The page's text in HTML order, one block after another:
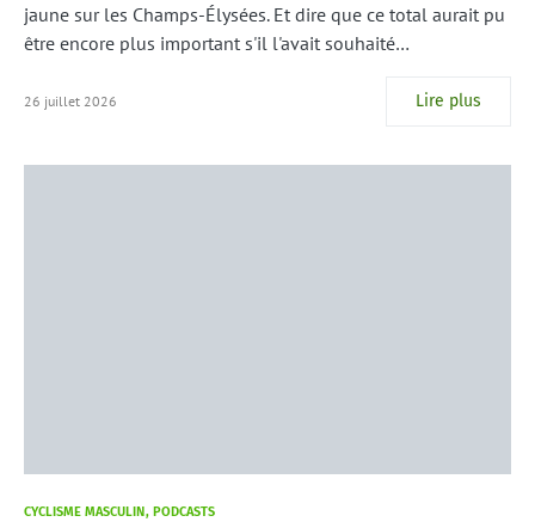
jaune sur les Champs-Élysées. Et dire que ce total aurait pu
être encore plus important s'il l'avait souhaité…
26 juillet 2026 Lire plus
CYCLISME MASCULIN PODCASTS